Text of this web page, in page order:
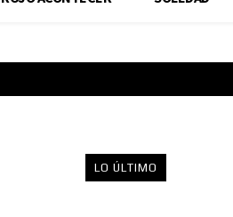
LO ÚLTIMO